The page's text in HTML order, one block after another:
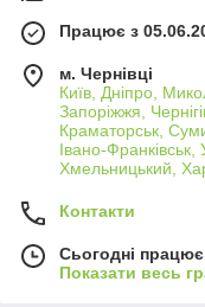
Працює з
м. Чернівці
Київ, Дніпро,
Запоріжжя,
Краматорськ,
Івано-
Хмельницький,
Контакти
Сьогодні
Показати весь